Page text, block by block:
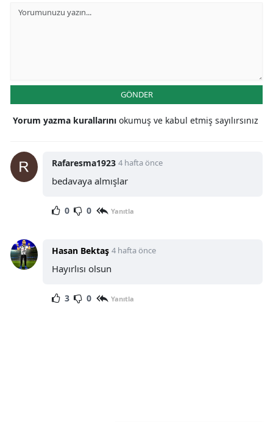
GÖNDER
Yorum yazma kurallarını okumuş ve kabul etmiş sayılırsınız
Rafaresma1923 4 hafta önce
bedavaya almışlar
0 0 Yanıtla
Hasan Bektaş 4 hafta önce
Hayırlısı olsun
3 0 Yanıtla